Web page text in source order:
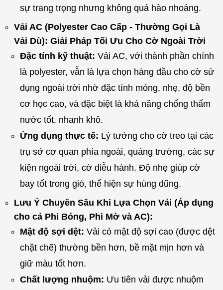
sự trang trọng nhưng không quá hào nhoáng.
Vải AC (Polyester Cao Cấp - Thường Gọi Là
Vải Dù): Giải Pháp Tối Ưu Cho Cờ Ngoài Trời
Đặc tính kỹ thuật: Vải AC, với thành phần chính
là polyester, vẫn là lựa chọn hàng đầu cho cờ sử
dụng ngoài trời nhờ đặc tính mỏng, nhẹ, độ bền
cơ học cao, và đặc biệt là khả năng chống thấm
nước tốt, nhanh khô.
Ứng dụng thực tế: Lý tưởng cho cờ treo tại các
trụ sở cơ quan phía ngoài, quảng trường, các sự
kiện ngoài trời, cờ diễu hành. Độ nhẹ giúp cờ
bay tốt trong gió, thể hiện sự hùng dũng.
Lưu Ý Chuyên Sâu Khi Lựa Chọn Vải (Áp dụng
cho cả Phi Bóng, Phi Mờ và AC):
Mật độ sợi dệt: Vải có mật độ sợi cao (được dệt
chặt chẽ) thường bền hơn, bề mặt mịn hơn và
giữ màu tốt hơn.
Chất lượng nhuộm: Ưu tiên vải được nhuộm